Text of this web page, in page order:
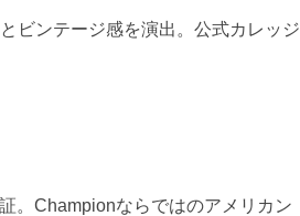
ビンテージ感を演出。公式カレッジ
。Championならではのアメリカン